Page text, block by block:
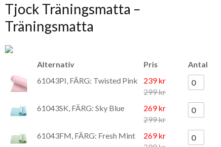
Tjock Träningsmatta –
Träningsmatta
Alternativ Pris
Antal
61043PI, FÄRG: Twisted Pink
239 kr
299 kr
61043SK, FÄRG: Sky Blue
269 kr
299 kr
61043FM, FÄRG: Fresh Mint
269 kr